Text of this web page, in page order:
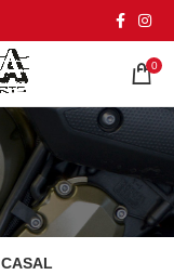
0
CASAL